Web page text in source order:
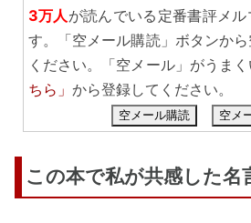
3万人が読んでいる定番書評メ
す。「空メール購読」ボタンか
ください。「空メール」がうまく
ちら」 から登録してください。
空メール購読 空メ
この本で私が共感した名